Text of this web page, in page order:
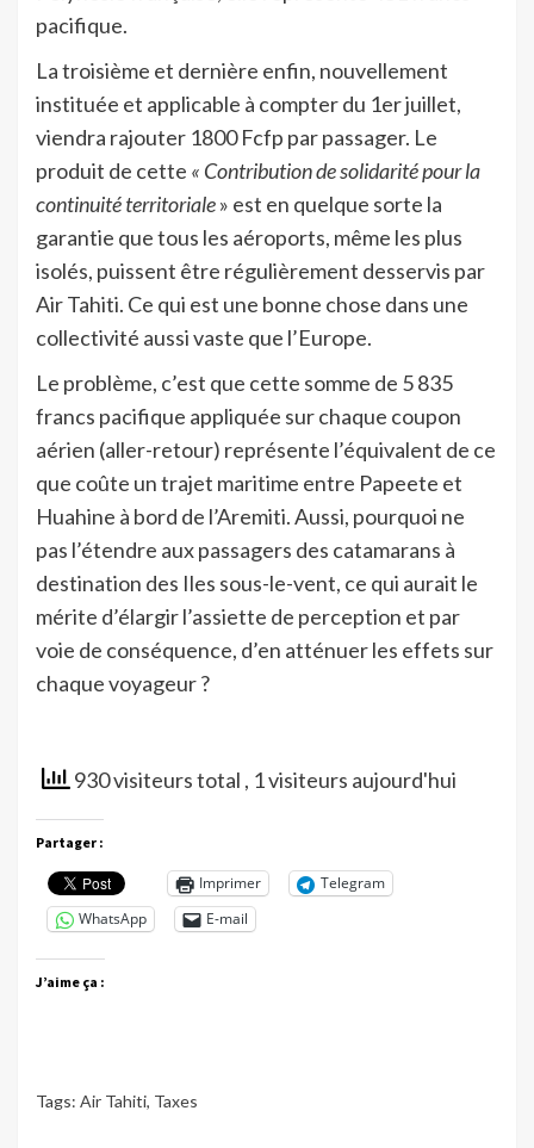
pacifique.
La troisième et dernière enfin, nouvellement
instituée et applicable à compter du 1er juillet,
viendra rajouter 1800 Fcfp par passager. Le
produit de cette « Contribution de solidarité pour la
continuité territoriale» est en quelque sorte la
garantie que tous les aéroports, même les plus
isolés, puissent être régulièrement desservis par
Air Tahiti. Ce qui est une bonne chose dans une
collectivité aussi vaste que l’Europe.
Le problème, c’est que cette somme de 5 835
francs pacifique appliquée sur chaque coupon
aérien (aller-retour) représente l’équivalent de ce
que coûte un trajet maritime entre Papeete et
Huahine à bord de l’Aremiti. Aussi, pourquoi ne
pas l’étendre aux passagers des catamarans à
destination des Iles sous-le-vent, ce qui aurait le
mérite d’élargir l’assiette de perception et par
voie de conséquence, d’en atténuer les effets sur
chaque voyageur ?
930 visiteurs total , 1 visiteurs aujourd'hui
Partager :
Imprimer
Telegram
WhatsApp
E-mail
J’aime ça :
Tags: Air Tahiti, Taxes